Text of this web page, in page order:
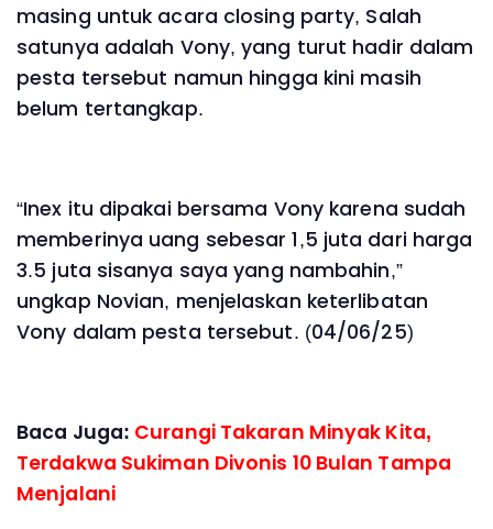
masing untuk acara closing party, Salah
satunya adalah Vony, yang turut hadir dalam
pesta tersebut namun hingga kini masih
belum tertangkap.
“Inex itu dipakai bersama Vony karena sudah
memberinya uang sebesar 1,5 juta dari harga
3.5 juta sisanya saya yang nambahin,”
ungkap Novian, menjelaskan keterlibatan
Vony dalam pesta tersebut. (04/06/25)
Baca Juga: Curangi Takaran Minyak Kita,
Terdakwa Sukiman Divonis 10 Bulan Tampa
Menjalani